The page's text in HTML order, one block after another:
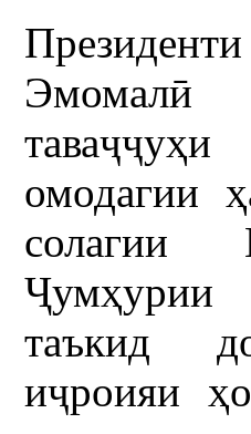
омодагии
солагии
Ҷумҳурии
таъкид
иҷроияи